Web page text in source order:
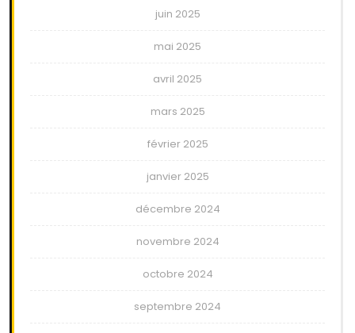
juin 2025
mai 2025
avril 2025
mars 2025
février 2025
janvier 2025
décembre 2024
novembre 2024
octobre 2024
septembre 2024